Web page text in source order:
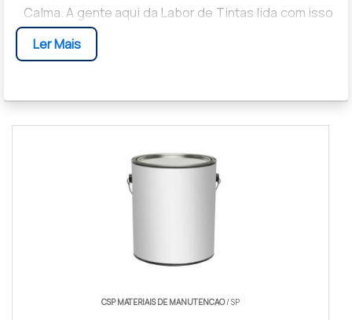
Calma. A gente aqui da Labor de Tintas lida com isso
todo santo dia no balcão. Por isso, montamos esse
guia sem enrolação, direto ao ponto, pra te ajudar a
CHEGA DE CHEIRO FORTE! O QUE É
A TAL DA TINTA ESMALTE À BASE DE
Vamos simplificar a coisa: lembra daquele esmalte
sintético tradicional, com cheiro de solvente que
deixava a casa inteira "daquele jeito" por dias?
Ler Mais
CSP MATERIAIS DE MANUTENCAO/ SP